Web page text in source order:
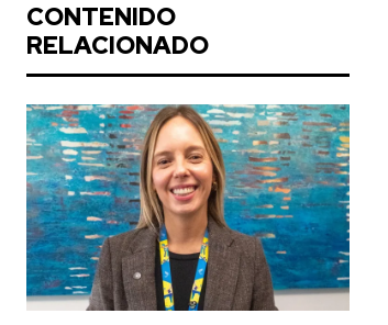
CONTENIDO
RELACIONADO